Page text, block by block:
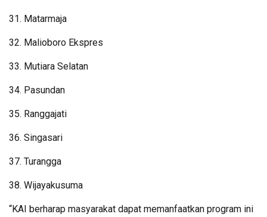
31. ⁠Matarmaja
32. ⁠Malioboro Ekspres
33. ⁠Mutiara Selatan
34. ⁠Pasundan
35. ⁠Ranggajati
36. ⁠Singasari
37. ⁠Turangga
38. ⁠Wijayakusuma
“KAI berharap masyarakat dapat memanfaatkan program ini